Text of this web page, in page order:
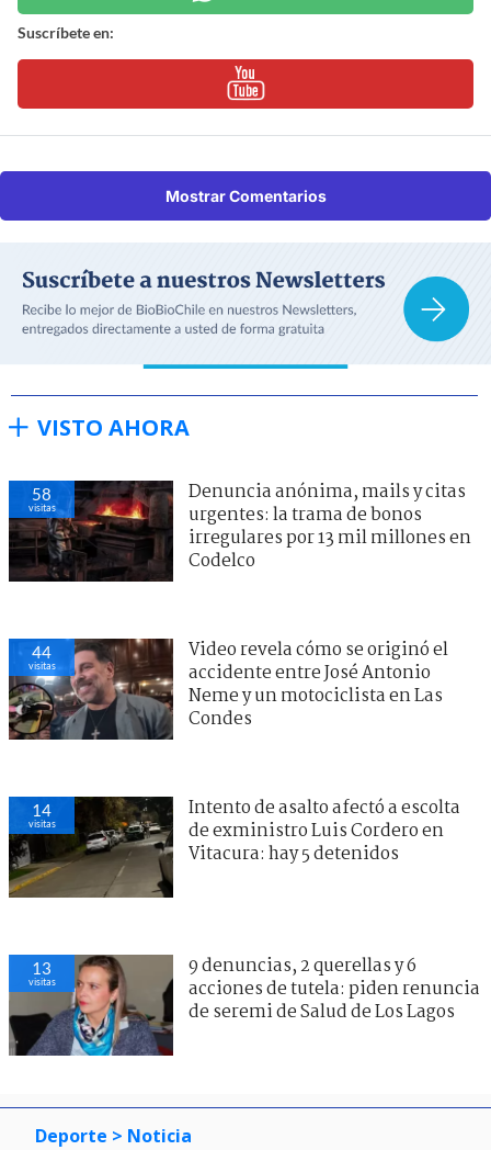
Suscríbete en:
Mostrar Comentarios
VISTO AHORA
58
visitas
Denuncia anónima, mails y citas
urgentes: la trama de bonos
irregulares por 13 mil millones en
Codelco
44
visitas
Video revela cómo se originó el
accidente entre José Antonio
Neme y un motociclista en Las
Condes
14
visitas
Intento de asalto afectó a escolta
de exministro Luis Cordero en
Vitacura: hay 5 detenidos
13
visitas
9 denuncias, 2 querellas y 6
acciones de tutela: piden renuncia
de seremi de Salud de Los Lagos
Deporte > Noticia